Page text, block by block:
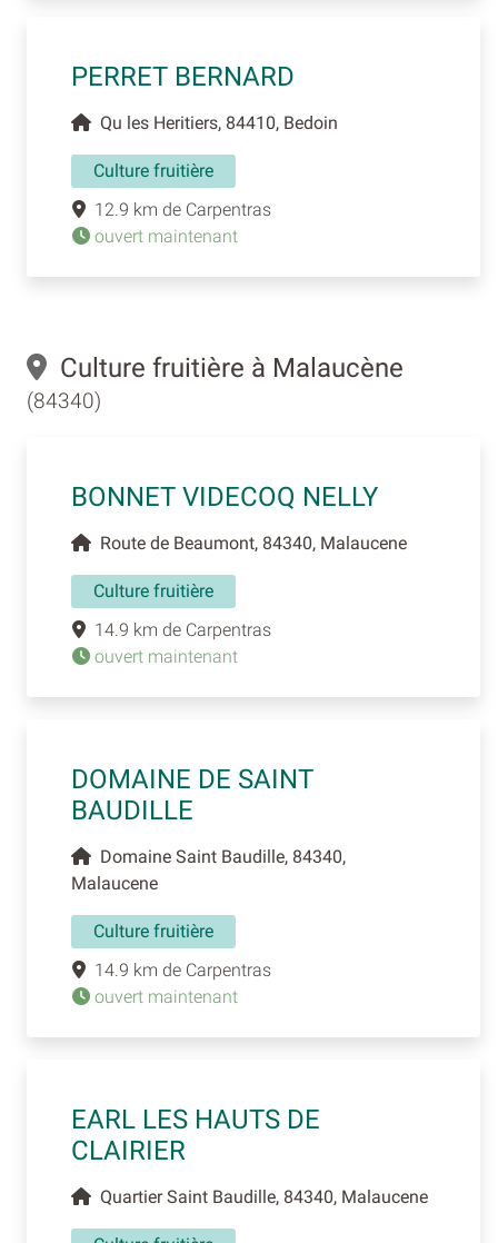
PERRET BERNARD
Qu les Heritiers, 84410, Bedoin
Culture fruitière
12.9 km de Carpentras
ouvert maintenant
Culture fruitière à Malaucène
(84340)
BONNET VIDECOQ NELLY
Route de Beaumont, 84340, Malaucene
Culture fruitière
14.9 km de Carpentras
ouvert maintenant
DOMAINE DE SAINT
BAUDILLE
Domaine Saint Baudille, 84340,
Malaucene
Culture fruitière
14.9 km de Carpentras
ouvert maintenant
EARL LES HAUTS DE
CLAIRIER
Quartier Saint Baudille, 84340, Malaucene